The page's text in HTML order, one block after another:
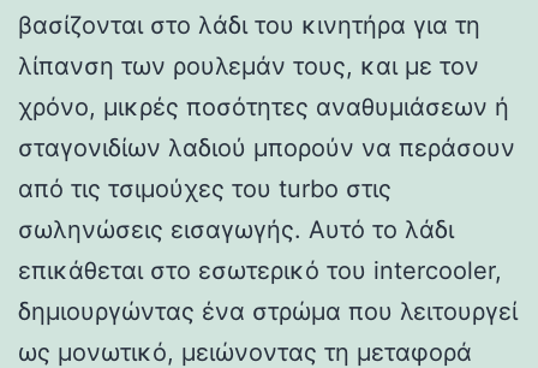
βασίζονται στο λάδι του κινητήρα για τη
λίπανση των ρουλεμάν τους, και με τον
χρόνο, μικρές ποσότητες αναθυμιάσεων ή
σταγονιδίων λαδιού μπορούν να περάσουν
από τις τσιμούχες του turbo στις
σωληνώσεις εισαγωγής. Αυτό το λάδι
επικάθεται στο εσωτερικό του intercooler,
δημιουργώντας ένα στρώμα που λειτουργεί
ως μονωτικό, μειώνοντας τη μεταφορά